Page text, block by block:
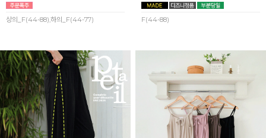
상의_F(44-88),하의_F(44-77) F(44-88)